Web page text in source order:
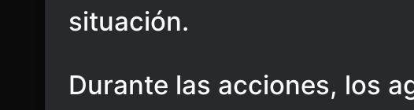
situación.
Durante las acciones, los